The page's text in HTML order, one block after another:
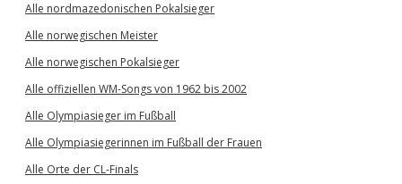
Alle nordmazedonischen Pokalsieger
Alle norwegischen Meister
Alle norwegischen Pokalsieger
Alle offiziellen WM-Songs von 1962 bis 2002
Alle Olympiasieger im Fußball
Alle Olympiasiegerinnen im Fußball der Frauen
Alle Orte der CL-Finals